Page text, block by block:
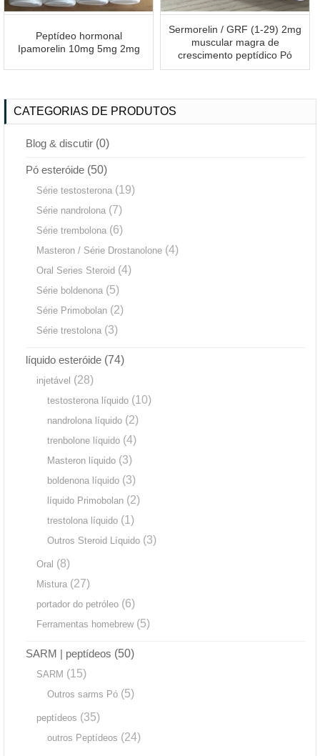
Peptídeo hormonal
Ipamorelin 10mg 5mg 2mg
Sermorelin / GRF (1-29) 2mg
muscular magra de
crescimento peptídico Pó
CATEGORIAS DE PRODUTOS
Blog & discutir (0)
Pó esteróide (50)
Série testosterona (19)
Série nandrolona (7)
Série trembolona (6)
Masteron / Série Drostanolone (4)
Oral Series Steroid (4)
Série boldenona (5)
Série Primobolan (2)
Série trestolona (3)
líquido esteróide (74)
injetável (28)
testosterona líquido (10)
nandrolona líquido (2)
trenbolone líquido (4)
Masteron líquido (3)
boldenona líquido (3)
líquido Primobolan (2)
trestolona líquido (1)
Outros Steroid Líquido (3)
Oral (8)
Mistura (27)
portador do petróleo (6)
Ferramentas homebrew(5)
SARM | peptídeos (50)
SARM (15)
Outros sarms Pó (5)
peptídeos (35)
outros Peptídeos (24)